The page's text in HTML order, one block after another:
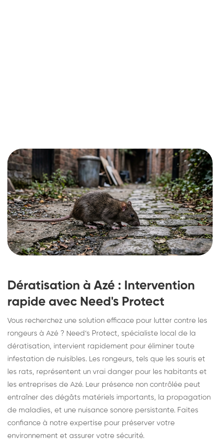
Dératisation à Azé : Intervention
rapide avec Need's Protect
Vous recherchez une solution efficace pour lutter contre les
rongeurs à Azé ? Need’s Protect, spécialiste local de la
dératisation, intervient rapidement pour éliminer toute
infestation de nuisibles. Les rongeurs, tels que les souris et
les rats, représentent un vrai danger pour les habitants et
les entreprises de Azé. Leur présence non contrôlée peut
entraîner des dégâts matériels importants, la propagation
de maladies, et une nuisance sonore persistante. Faites
confiance à notre expertise pour préserver votre
environnement et assurer votre sécurité.